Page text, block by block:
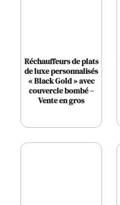
Réchauffeurs de plats
de luxe personnalisés
« Black Gold » avec
couvercle bombé –
Vente en gros